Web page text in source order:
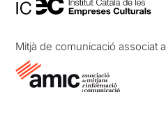
Mitjà de comunicació associat a